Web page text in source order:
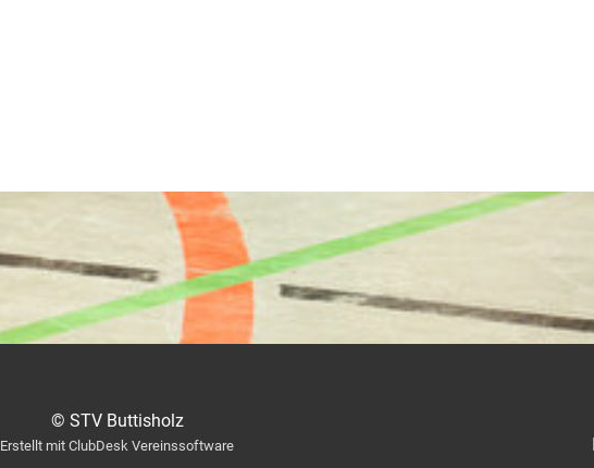
© STV Buttisholz
Erstellt mit ClubDesk Vereinssoftware